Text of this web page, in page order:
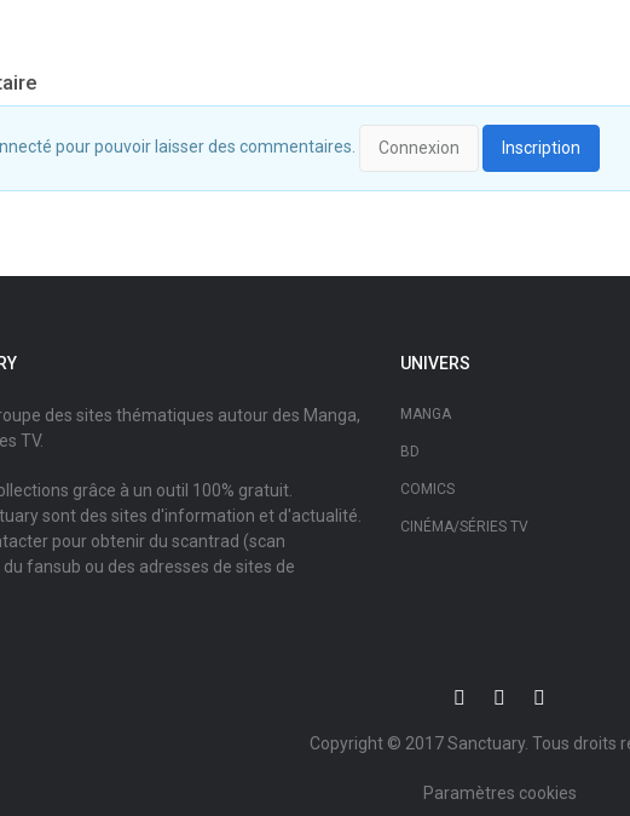
pour pouvoir laisser des commentaires. Connexion Inscription
des sites thématiques autour des Manga,
TV.
grâce à un outil 100% gratuit.
sont des sites d'information et d'actualité.
pour obtenir du scantrad (scan
fansub ou des adresses de sites de
UNIVERS
MANGA
BD
COMICS
CINÉMA/SÉRIES TV
Copyright © 2017Sanctuary. Tous droits
Paramètres cookies